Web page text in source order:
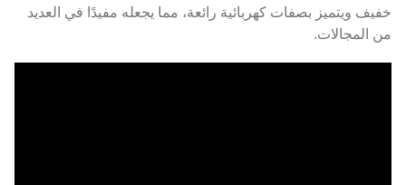
خفيف ويتميز بصفات كهربائية رائعة، مما يجعله مفيدًا في العديد
من المجالات.